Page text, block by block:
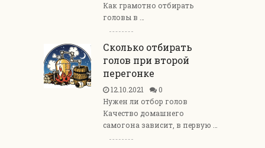
Как грамотно отбирать
головы в …
Сколько отбирать
голов при второй
перегонке
12.10.2021
0
Нужен ли отбор голов
Качество домашнего
самогона зависит, в первую …